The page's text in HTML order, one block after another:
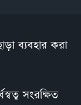
ব্যবহার করা
সংরক্ষিত